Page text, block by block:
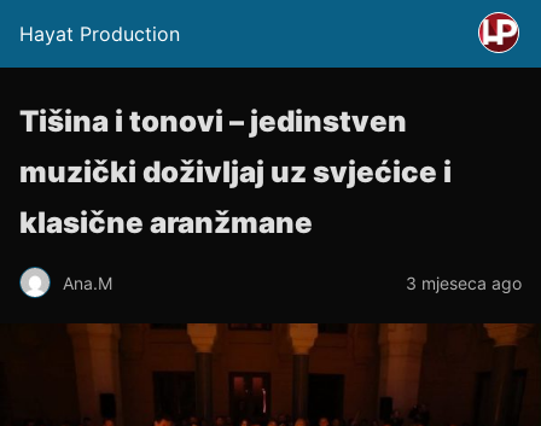
Hayat Production
Tišina i tonovi – jedinstven
muzički doživljaj uz svjećice i
klasične aranžmane
Ana.M 3 mjeseca ago